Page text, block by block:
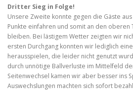
Dritter Sieg in Folge!
Unsere Zweite konnte gegen die Gäste
Punkte einfahren und somit an den oberen
bleiben. Bei lästigem Wetter zeigten wir
ersten Durchgang konnten wir lediglich
herausspielen, die leider nicht genutzt
durch unnötige Ballverluste im Mittelfeld
Seitenwechsel kamen wir aber besser ins
Auswechslungen machten sich sofort